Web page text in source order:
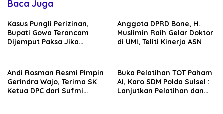
Baca Juga
Kasus Pungli Perizinan,
Bupati Gowa Terancam
Dijemput Paksa Jika
Anggota DPRD Bone, H.
Muslimin Raih Gelar Doktor
di UMI, Teliti Kinerja ASN
Andi Rosman Resmi Pimpin
Gerindra Wajo, Terima SK
Ketua DPC dari Sufmi
Buka Pelatihan TOT Paham
AI, Karo SDM Polda Sulsel :
Lanjutkan Pelatihan dan